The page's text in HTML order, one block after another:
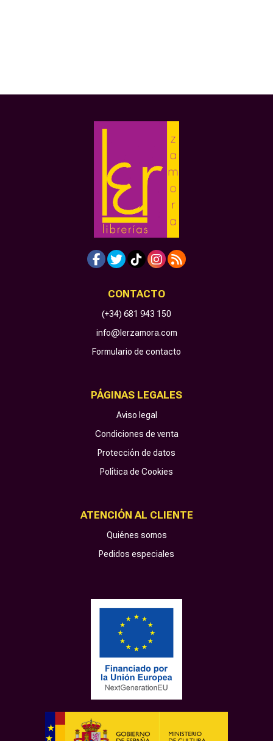
CONTACTO
(+34) 681 943 150
info@lerzamora.com
Formulario de contacto
PÁGINAS LEGALES
Aviso legal
Condiciones de venta
Protección de datos
Política de Cookies
ATENCIÓN AL CLIENTE
Quiénes somos
Pedidos especiales